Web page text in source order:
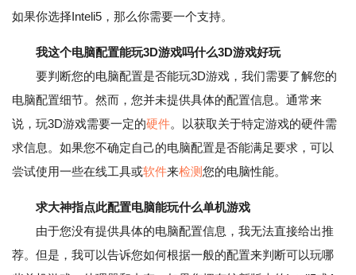
如果你选择Inteli5，那么你需要一个支持。
我这个电脑配置能玩3D游戏吗什么3D游戏好玩
要判断您的电脑配置是否能玩3D游戏，我们需要了解您的
电脑配置细节。然而，您并未提供具体的配置信息。通常来
说，玩3D游戏需要一定的硬件。以获取关于特定游戏的硬件需
求信息。如果您不确定自己的电脑配置是否能满足要求，可以
尝试使用一些在线工具或软件来检测您的电脑性能。
求大神指点此配置电脑能玩什么单机游戏
由于您没有提供具体的电脑配置信息，我无法直接给出推
荐。但是，我可以告诉您如何根据一般的配置来判断可以玩哪